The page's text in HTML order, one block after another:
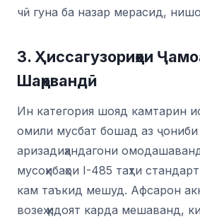
чӣ гуна ба назар мерасид,
3. Ҳиссагузориҳои
Шаҳрвандӣ
Ин категория шояд камтарин
омили мусбат бошад аз ҷониби
аризадиҳандагони
мусоҳибаҳои I-485 таҳти
кам таъкид мешуд. Афсарон
возеҳ ҳидоят карда мешаванд,